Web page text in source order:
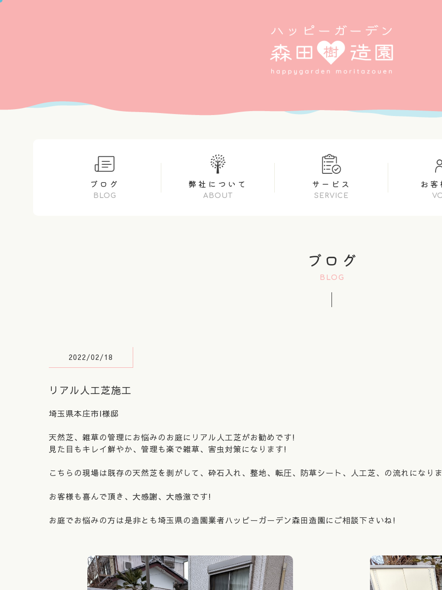
ブログ
BLOG
弊社について
ABOUT
サービス
SERVICE
お
ブログ
BLOG
2022/02/18
リアル人工芝施工
埼玉県本庄市I様邸
天然芝、雑草の管理にお悩みのお庭にリアル人工芝がお勧めです!
見た目もキレイ鮮やか、管理も楽で雑草、害虫対策になります!
こちらの現場は既存の天然芝を剥がして、砕石入れ、整地、転圧、防草シート、人工芝、の流れになり
お客様も喜んで頂き、大感謝、大感激です!
お庭でお悩みの方は是非とも埼玉県の造園業者ハッピーガーデン森田造園にご相談下さいね!